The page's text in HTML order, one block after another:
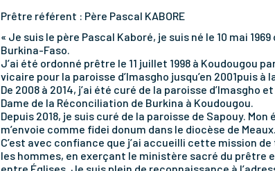
Prêtre référent : Père Pascal KABORE
« Je suis le père Pascal Kaboré, je suis né le 10 mai
Burkina-Faso.
J’ai été ordonné prêtre le 11 juillet 1998 à Koudougou
vicaire pour la paroisse d’Imasgho jusqu’en 2001puis à
De 2008 à 2014, j’ai été curé de la paroisse d’Imasgho
Dame de la Réconciliation de Burkina à Koudougou.
Depuis 2018, je suis curé de la paroisse de Sapouy.
m’envoie comme fidei donum dans le diocèse de Meaux.
C’est avec confiance que j’ai accueilli cette mission
les hommes, en exerçant le ministère sacré du
entre Églises. Je suis plein de reconnaissance à